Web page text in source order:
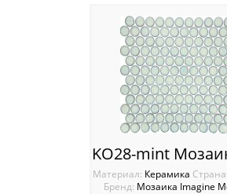
Материал: Керамика Cтрана:
Бренд: Мозаика Imagine